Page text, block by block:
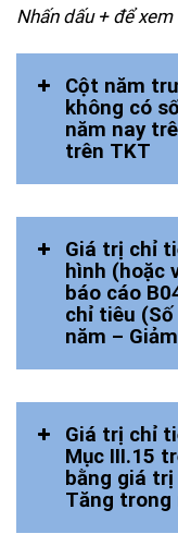
Nhấn dấu + để
Cột năm
không có
năm nay
trên TKT
Giá trị chỉ
hình (hoặc
báo cáo
chỉ tiêu
năm –
Giá trị chỉ
Mục III.15
bằng giá
Tăng trong